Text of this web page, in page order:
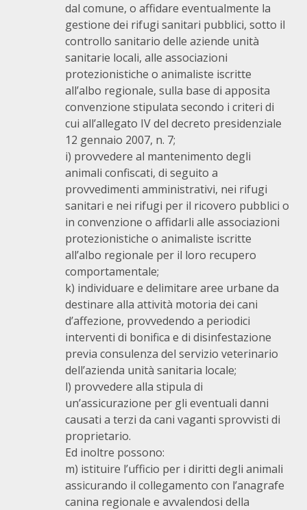
dal comune, o affidare eventualmente la
gestione dei rifugi sanitari pubblici, sotto il
controllo sanitario delle aziende unità
sanitarie locali, alle associazioni
protezionistiche o animaliste iscritte
all’albo regionale, sulla base di apposita
convenzione stipulata secondo i criteri di
cui all’allegato IV del decreto presidenziale
12 gennaio 2007, n. 7;
i) provvedere al mantenimento degli
animali confiscati, di seguito a
provvedimenti amministrativi, nei rifugi
sanitari e nei rifugi per il ricovero pubblici o
in convenzione o affidarli alle associazioni
protezionistiche o animaliste iscritte
all’albo regionale per il loro recupero
comportamentale;
k) individuare e delimitare aree urbane da
destinare alla attività motoria dei cani
d’affezione, provvedendo a periodici
interventi di bonifica e di disinfestazione
previa consulenza del servizio veterinario
dell’azienda unità sanitaria locale;
l) provvedere alla stipula di
un’assicurazione per gli eventuali danni
causati a terzi da cani vaganti sprovvisti di
proprietario.
Ed inoltre possono:
m) istituire l’ufficio per i diritti degli animali
assicurando il collegamento con l’anagrafe
canina regionale e avvalendosi della